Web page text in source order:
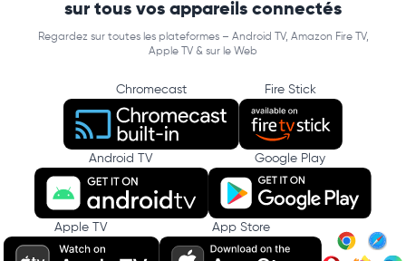
sur tous vos appareils connectés
Regardez sur toutes les plateformes – Android TV, Amazon Fire TV,
Apple TV & sur le Web
Chromecast Fire Stick
Android TV Google Play
Apple TV App Store